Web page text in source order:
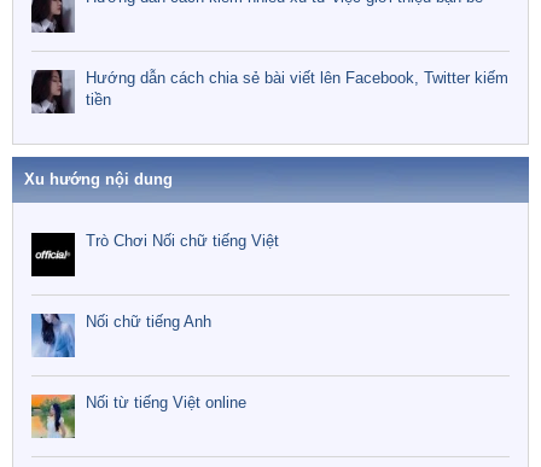
Hướng dẫn cách chia sẻ bài viết lên Facebook, Twitter kiếm
tiền
Xu hướng nội dung
Trò Chơi Nối chữ tiếng Việt
Nối chữ tiếng Anh
Nối từ tiếng Việt online